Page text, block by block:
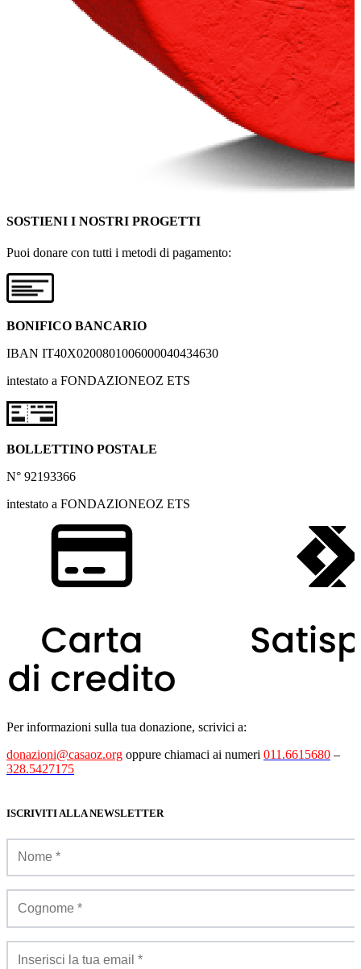
SOSTIENI I NOSTRI PROGETTI
Puoi donare con tutti i metodi di pagamento:
BONIFICO BANCARIO
IBAN IT40X0200801006000040434630
intestato a FONDAZIONEOZ ETS
BOLLETTINO POSTALE
N° 92193366
intestato a FONDAZIONEOZ ETS
Per informazioni sulla tua donazione, scrivici a:
donazioni@casaoz.org oppure chiamaci ai numeri 011.6615680 –
328.5427175
ISCRIVITI ALLA NEWSLETTER